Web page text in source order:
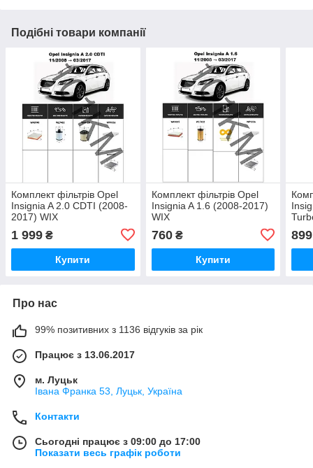
Подібні товари компанії
Комплект фільтрів Opel
Insignia A 2.0 CDTI (2008-
2017) WIX
1 999 ₴
Купити
Комплект фільтрів Opel
Insignia A 1.6 (2008-2017)
WIX
760₴
Купити
899
Про нас
99% позитивних з 1136 відгуків за рік
Працює з 13.06.2017
м. Луцьк
Івана Франка 53, Луцьк, Україна
Контакти
Сьогодні працює з 09:00 до 17:00
Показати весь графік роботи